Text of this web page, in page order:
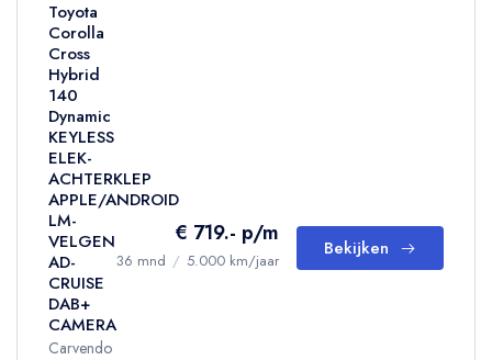
Toyota
Corolla
Cross
Hybrid
140
Dynamic
KEYLESS
ELEK-
ACHTERKLEP
APPLE/ANDROID
LM-
VELGEN
AD-
CRUISE
DAB+
CAMERA
Carvendo
€ 719.- p/m
36 mnd / 5.000 km/jaar
Bekijken